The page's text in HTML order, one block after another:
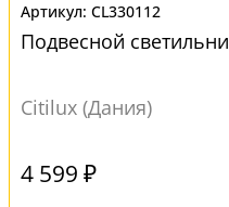
CL330112
Подвесной
Citilux (Дания)
4 599 ₽